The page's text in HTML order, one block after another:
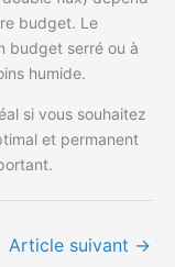
budget. Le
budget serré ou à
humide.
si vous souhaitez
et permanent
Article suivant →